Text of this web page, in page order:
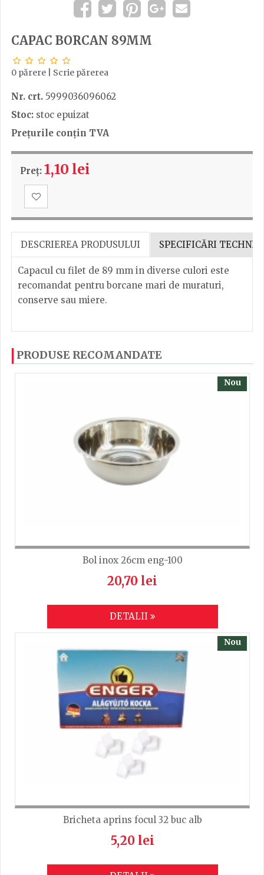
CAPAC BORCAN 89MM
0 părere Scrie părerea
Nr. crt. 5999036096062
Stoc: stoc epuizat
Prețurile conțin TVA
Preț: 1,10 lei
DESCRIEREA PRODUSULUI SPECIFICĂRI
Capacul cu filet de 89 mm in diverse culori este
recomandat pentru borcane mari de muraturi,
conserve sau miere.
cu ajutorul steluțelor, și scrieți părerea dvs. Pentru
a putea să scrieți părerea trebuie să fiți înregistrat.
PRODUSE RECOMANDATE
Nou
Bol inox 26cm eng-100
20,70 lei
DETALII
Nou
Bricheta aprins focul 32 buc alb
5,20 lei